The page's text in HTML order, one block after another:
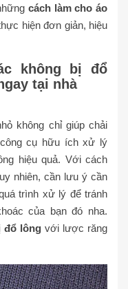
cách làm cho áo
hiện đơn giản, hiệu
không bị đổ
tại nhà
không chỉ giúp chải
cụ hữu ích xử lý
hiệu quả. Với cách
nhiên, cần lưu ý cần
trình xử lý để tránh
của bạn đó nha.
đổ lông với lược răng